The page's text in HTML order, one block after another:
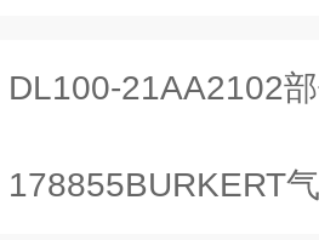
DL100-21AA2102部件一
178855BURKERT